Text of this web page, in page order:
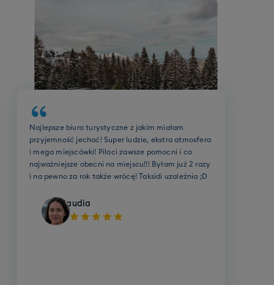
poziomie, poinformujemy Cię o tym przed
wyjazdem. Będziesz wtedy mógł(-a)
dołaczyć do grupy o najbliższym poziomie,
zamienić swoje szkolenie grupowe na 3 godziny
szkolenia indywidualnego, lub zrezygnować ze
szkolenia.
Biuro oraz cała ekipa Taksidi robią MEGA robotę!
Szybki kontakt, dobre ceny, mega miejscówki i
wspaniali ludzie! Byłem z nimi już na paru
wyjazdach zimowych oraz letnich, w tym podczas
wybuchu pandemii i wiem jedno - nie zamieniłbym
Kamil